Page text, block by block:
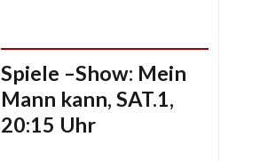
Spiele –Show: Mein
Mann kann, SAT.1,
20:15 Uhr